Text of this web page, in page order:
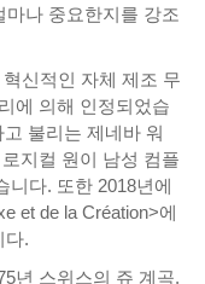
나 중요한지를 강조
신적인 자체 제조 무
에 의해 인정되었습
불리는 제네바 워
지컬 원이 남성 컴플
니다. 또한 2018년에
et de la Création>에
다.
년 스위스의 쥬 계곡,